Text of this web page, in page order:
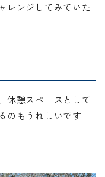
レンジしてみていた
休憩スペースとして
のもうれしいです